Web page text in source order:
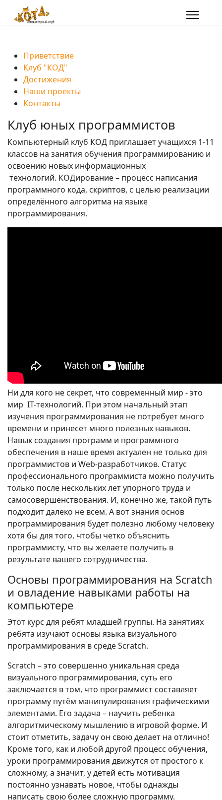
Приветствие
Клуб "КОД"
Достижения
Наши проекты
Контакты
Клуб юных программистов
Компьютерный клуб КОД приглашает учащихся 1-11
классов на занятия обучения программированию и
освоению новых информационных
технологий. КОДирование – процесс написания
программного кода, скриптов, с целью реализации
определённого алгоритма на языке
программирования.
Ни для кого не секрет, что современный мир - это
мир IT-технологий. При этом начальный этап
изучения программирования не потребует много
времени и принесет много полезных навыков.
Навык создания программ и программного
обеспечения в наше время актуален не только для
программистов и Web-разработчиков. Статус
профессионального программиста можно получить
только после нескольких лет упорного труда и
самосовершенствования. И, конечно же, такой путь
подходит далеко не всем. А вот знания основ
программирования будет полезно любому человеку
хотя бы для того, чтобы четко объяснить
программисту, что вы желаете получить в
результате вашего сотрудничества.
Основы программирования на Scratch
и овладение навыками работы на
компьютере
Этот курс для ребят младшей группы. На занятиях
ребята изучают основы языка визуального
программирования в среде Scratch.
Scratch – это совершенно уникальная среда
визуального программирования, суть его
заключается в том, что программист составляет
программу путём манипулирования графическими
элементами. Его задача – научить ребенка
алгоритмическому мышлению в игровой форме. И
стоит отметить, задачу он свою делает на отлично!
Кроме того, как и любой другой процесс обучения,
уроки программирования движутся от простого к
сложному, а значит, у детей есть мотивация
постоянно узнавать новое, чтобы однажды
написать свою более сложную программу.